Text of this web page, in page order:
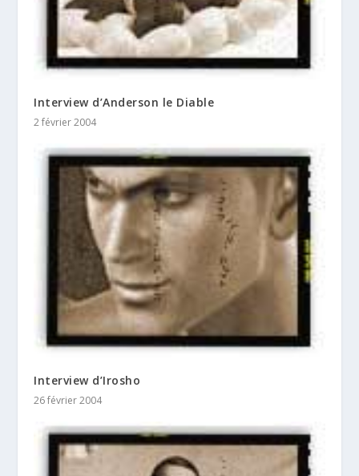
Interview d’Anderson le Diable
2 février 2004
Interview d’Irosho
26 février 2004